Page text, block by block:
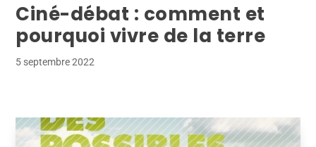
Ciné-débat : comment et
pourquoi vivre de la terre
5 septembre 2022